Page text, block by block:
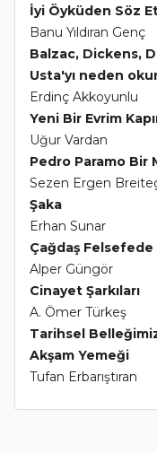
İyi Öyküden Söz
Banu Yıldıran Genç
Balzac, Dickens,
Usta'yı neden
Erdinç Akkoyunlu
Yeni Bir Evrim
Uğur Vardan
Pedro Paramo Bir
Sezen Ergen
Şaka
Erhan Sunar
Çağdaş Felsefede
Alper Güngör
Cinayet Şarkıları
A. Ömer Türkeş
Tarihsel
Akşam Yemeği
Tufan Erbarıştıran